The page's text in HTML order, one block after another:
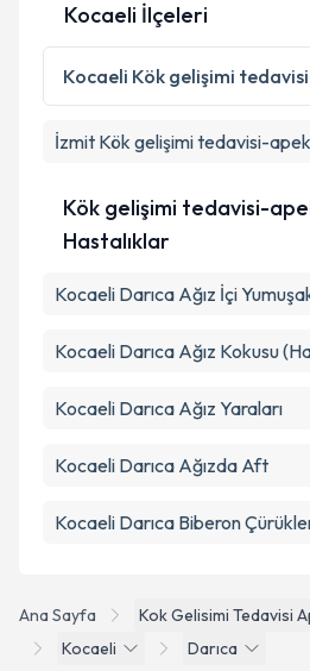
Ana Sayfa
Kok Gelisimi Tedavisi
Kocaeli
Darıca
Kocaeli İlçeleri
Kocaeli Kök gelişimi
İzmit Kök gelişimi tedavisi-
Kök gelişimi tedavisi-
Hastalıklar
Kocaeli Darıca Ağız İçi
Kocaeli Darıca Ağız Kokusu
Kocaeli Darıca Ağız Yaraları
Kocaeli Darıca Ağızda Aft
Kocaeli Darıca Biberon